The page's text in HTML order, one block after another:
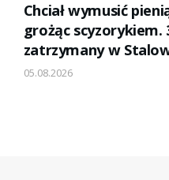
Chciał wymusić
grożąc scyzorykiem.
zatrzymany w
05.08.2026